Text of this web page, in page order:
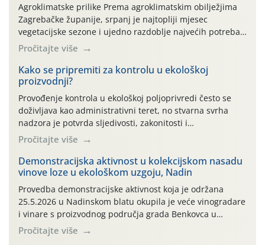
Agroklimatske prilike Prema agroklimatskim obilježjima
Zagrebačke županije, srpanj je najtopliji mjesec
vegetacijske sezone i ujedno razdoblje najvećih potreba
povrtlarskih kultura za vodom. Posljednjih godina na
području Zagrebačke županije sve su učestaliji toplinski
valovi s maksimalnim dnevnim temperaturama iznad 30
°C te izraženim povećanjem evapotranspiracije. Oborine
su tijekom srpnja uglavnom neravnomjerno raspoređene
– dulja sušna razdoblja […]
Pročitajte više
Kako se pripremiti za kontrolu u ekološkoj
proizvodnji?
Provođenje kontrola u ekološkoj poljoprivredi često se
doživljava kao administrativni teret, no stvarna svrha
nadzora je potvrda sljedivosti, zakonitosti i
vjerodostojnosti Vašeg truda na tržištu. Kontrola nije
usmjerena na kažnjavanje proizvođača, već na
potvrđivanje usklađenosti proizvodnje s propisima te
osiguravanje povjerenja potrošača u ekološke proizvode.
Kako bismo Vam olakšali pripremu za nadzorne
preglede, pripremili smo pregledan vodič kroz ključne
korake i najčešće izazove s terena.
Pročitajte više
Demonstracijska aktivnost u kolekcijskom nasadu
vinove loze u ekološkom uzgoju, Nadin
Provedba demonstracijske aktivnost koja je održana
25.5.2026 u Nadinskom blatu okupila je veće vinogradare
i vinare s proizvodnog područja grada Benkovca u
kolekcijskom nasadu autohtonih sorata vinove loze kod
vl. Tomislava Glavića iz Nadina. Nipošto nije slučajno
Pročitajte više